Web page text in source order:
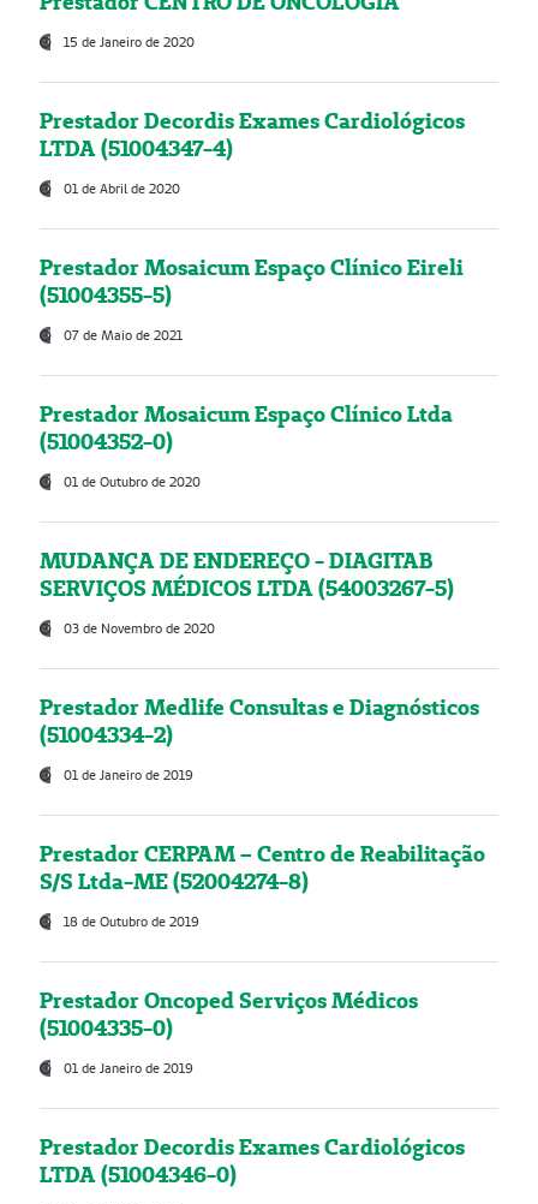
15 de Janeiro de 2020
Prestador Decordis Exames Cardiológicos
LTDA (51004347-4)
01 de Abril de 2020
Prestador Mosaicum Espaço Clínico Eireli
(51004355-5)
07 de Maio de 2021
Prestador Mosaicum Espaço Clínico Ltda
(51004352-0)
01 de Outubro de 2020
MUDANÇA DE ENDEREÇO - DIAGITAB
SERVIÇOS MÉDICOS LTDA (54003267-5)
03 de Novembro de 2020
Prestador Medlife Consultas e Diagnósticos
(51004334-2)
01 de Janeiro de 2019
Prestador CERPAM – Centro de Reabilitação
S/S Ltda-ME (52004274-8)
18 de Outubro de 2019
Prestador Oncoped Serviços Médicos
(51004335-0)
01 de Janeiro de 2019
Prestador Decordis Exames Cardiológicos
LTDA (51004346-0)